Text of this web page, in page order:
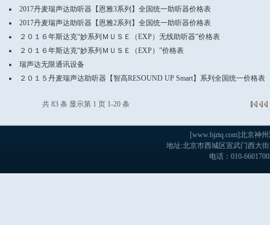
2017丹麦瑞声达助听器【恩雅3系列】全国统一助听器价格表
2017丹麦瑞声达助听器【恩雅2系列】全国统一助听器价格表
２０１６年斯达克“妙系列ＭＵＳＥ（EXP）无线助听器”价格表
２０１６年斯达克“妙系列ＭＵＳＥ（EXP）”价格表
瑞声达无限通讯设备
２０１５丹麦瑞声达助听器【智高RESOUND UP Smart】系列全国统一价格表
共 83 条 显示第 1 页 1-20 条
[www.bjztq.com]北京神
地址:北京市西城区宣武门西大
电话：010-